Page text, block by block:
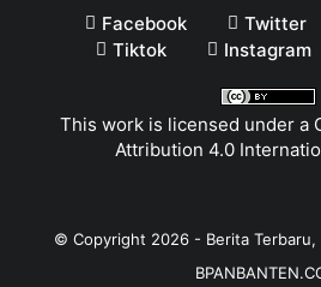
Facebook Twitter
Tiktok
Instagram
This work is licensed under a
Attribution 4.0
© Copyright 2026- Berita